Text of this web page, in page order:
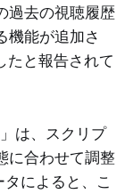
過去の視聴履歴
機能が追加さ
たと報告されて
は、スクリプ
に合わせて調整
タによると、こ